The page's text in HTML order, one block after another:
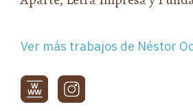
Ver más trabajos de Néstor